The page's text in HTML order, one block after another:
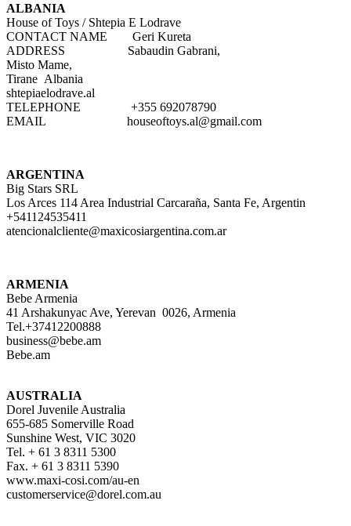
ALBANIA
House of Toys / Shtepia E Lodrave
CONTACT NAME Geri Kureta
ADDRESS Sabaudin Gabrani,
Misto Mame,
Tirane Albania
shtepiaelodrave.al
TELEPHONE +355 692078790
EMAIL houseoftoys.al@gmail.com
ARGENTINA
Big Stars SRL
Los Arces 114 Area Industrial Carcaraña, Santa Fe, Argentin
+541124535411
atencionalcliente@maxicosiargentina.com.ar
ARMENIA
Bebe Armenia
41 Arshakunyac Ave, Yerevan 0026, Armenia
Tel.+37412200888
business@bebe.am
Bebe.am
AUSTRALIA
Dorel Juvenile Australia
655-685 Somerville Road
Sunshine West, VIC 3020
Tel. + 61 3 8311 5300
Fax. + 61 3 8311 5390
www.maxi-cosi.com/au-en
customerservice@dorel.com.au